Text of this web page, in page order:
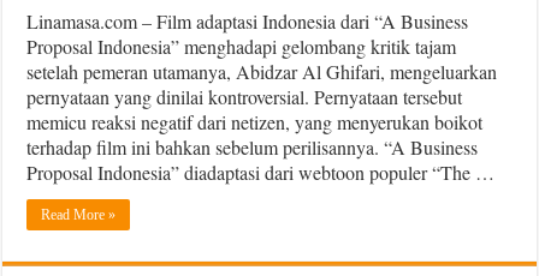
Linamasa.com – Film adaptasi Indonesia dari “A Business
Proposal Indonesia” menghadapi gelombang kritik tajam
setelah pemeran utamanya, Abidzar Al Ghifari, mengeluarkan
pernyataan yang dinilai kontroversial. Pernyataan tersebut
memicu reaksi negatif dari netizen, yang menyerukan boikot
terhadap film ini bahkan sebelum perilisannya. “A Business
Proposal Indonesia” diadaptasi dari webtoon populer “The …
Read More »